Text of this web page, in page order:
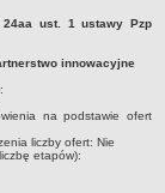
24aa ust. 1 ustawy Pzp
innowacyjne
na podstawie ofert
liczby ofert:Nie
etapów):